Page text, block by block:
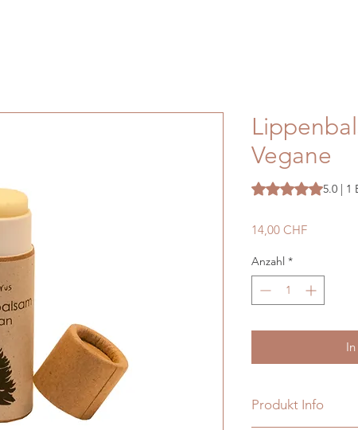
Vegane
Das Rating 5.0 | 1
14,00 CHFPreis
Anzahl *
Produkt Info